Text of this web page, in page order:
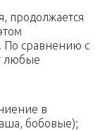
продолжается
По сравнению с
любые
в
бобовые);